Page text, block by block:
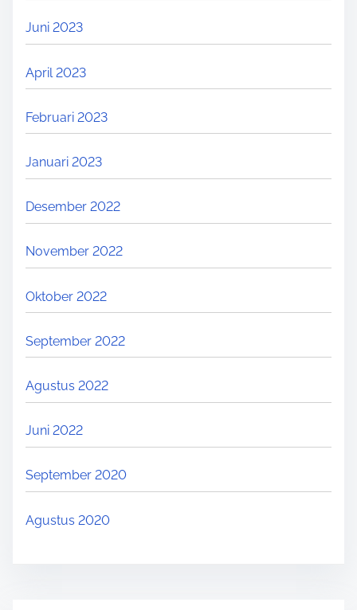
Juni 2023
April 2023
Februari 2023
Januari 2023
Desember 2022
November 2022
Oktober 2022
September 2022
Agustus 2022
Juni 2022
September 2020
Agustus 2020